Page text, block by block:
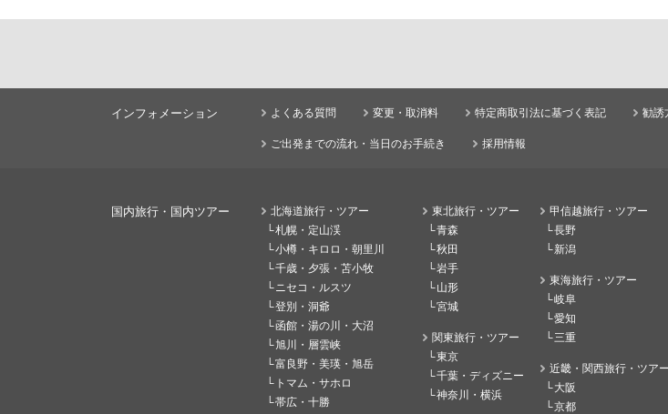
インフォメーション よくある質問 変更・取消料 特定商取引法に基づく表記 勧誘
ご出発までの流れ・当日のお手続き 採用情報
国内旅行・国内ツアー
北海道旅行・ツアー
札幌・定山渓
小樽・キロロ・朝里川
千歳・夕張・苫小牧
ニセコ・ルスツ
登別・洞爺
函館・湯の川・大沼
旭川・層雲峡
富良野・美瑛・旭岳
トマム・サホロ
帯広・十勝
東北旅行・ツアー
青森
秋田
岩手
山形
宮城
関東旅行・ツアー
東京
千葉・ディズニー
神奈川・横浜
甲信越旅行・ツアー
長野
新潟
東海旅行・ツアー
岐阜
愛知
三重
近畿・関西旅行・ツアー
大阪
京都